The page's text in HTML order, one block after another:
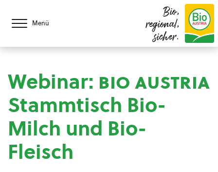
Menü
Bio,
regional,
sicher.
Webinar: bio austria
Stammtisch Bio-
Milch und Bio-
Fleisch